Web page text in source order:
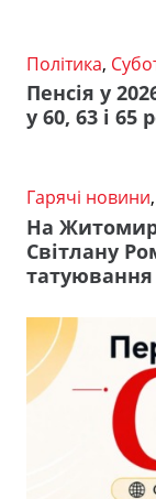
Політика,
Пенсія у
у 60, 63 і 65
Гарячі новини,
На
Світлану
татуювання